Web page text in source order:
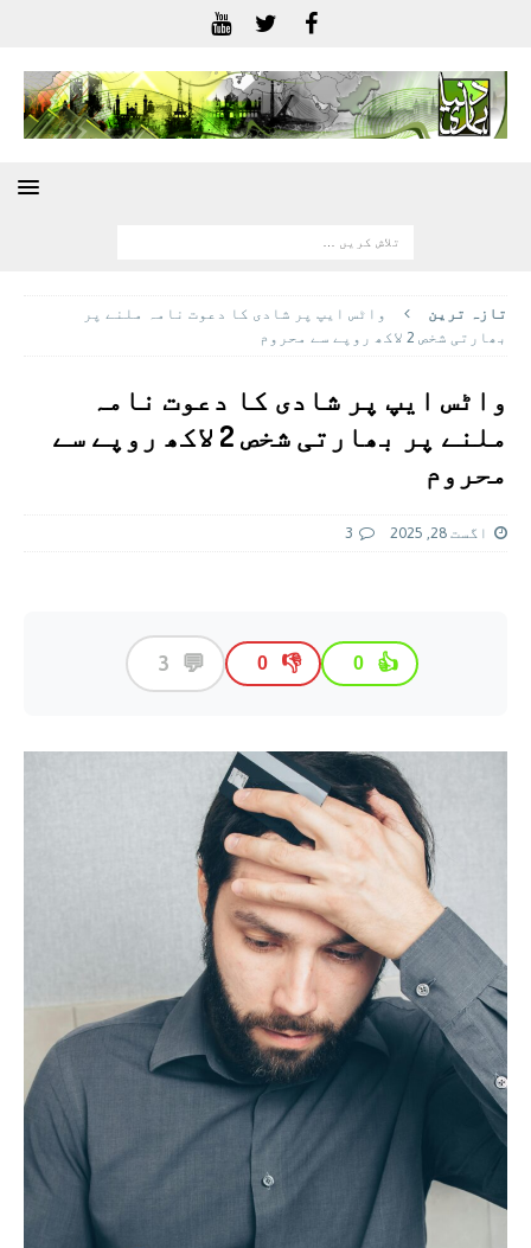
تازہ ترين
واٹس ایپ پر شادی کا دعوت نامہ ملنے پر
بھارتی شخص 2 لاکھ روپے سے محروم
واٹس ایپ پر شادی کا دعوت نامہ
ملنے پر بھارتی شخص 2 لاکھ روپے سے
محروم
اگست 28, 2025 3
👍
0
👎
0
💬
3